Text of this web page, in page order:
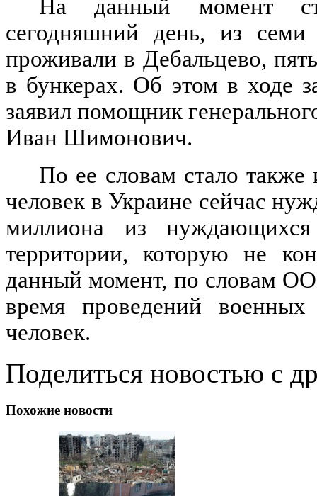
На данный момент
сегодняшний день, из
проживали в Дебальцево,
в бункерах. Об этом в ходе
заявил помощник
Иван Шимонович.
По ее словам стало также
человек в Украине сейчас
миллиона из
территории, которую не
данный момент, по словам
время проведений
человек.
Поделиться новостью с
Похожие новости